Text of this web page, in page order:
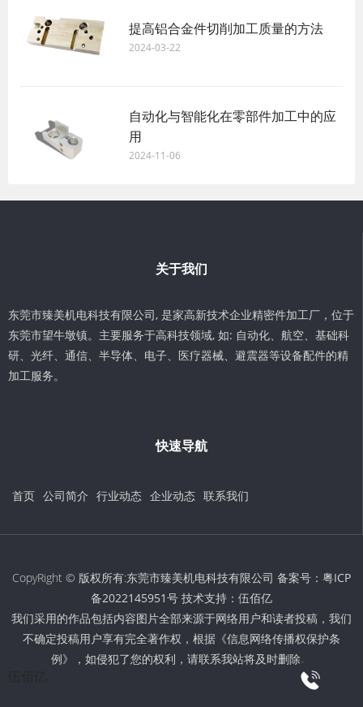
提高铝合金件切削加工质量的方法
2024-03-22
自动化与智能化在零部件加工中的应
用
2024-11-06
关于我们
东莞市臻美机电科技有限公司, 是家高新技术企业精密件加工厂，位于
东莞市望牛墩镇。主要服务于高科技领域, 如: 自动化、航空、基础科
研、光纤、通信、半导体、电子、医疗器械、避震器等设备配件的精
加工服务。
快速导航
首页 公司简介 行业动态 企业动态 联系我们
CopyRight © 版权所有:东莞市臻美机电科技有限公司 备案号： 粤ICP
备2022145951号 技术支持： 伍佰亿
我们采用的作品包括内容图片全部来源于网络用户和读者投稿，我们
不确定投稿用户享有完全著作权，根据《信息网络传播权保护条
例》，如侵犯了您的权利，请联系我站将及时删除。